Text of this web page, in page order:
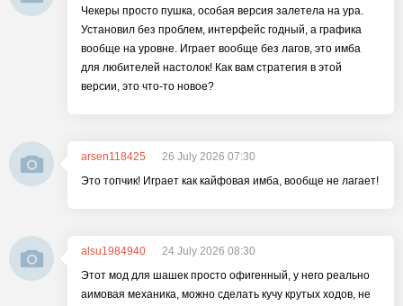
Чекеры просто пушка, особая версия залетела на ура.
Установил без проблем, интерфейс годный, а графика
вообще на уровне. Играет вообще без лагов, это имба
для любителей настолок! Как вам стратегия в этой
версии, это что-то новое?
arsen118425
26 July 2026 07:30
Это топчик! Играет как кайфовая имба, вообще не лагает!
alsu1984940
24 July 2026 08:30
Этот мод для шашек просто офигенный, у него реально
аимовая механика, можно сделать кучу крутых ходов, не